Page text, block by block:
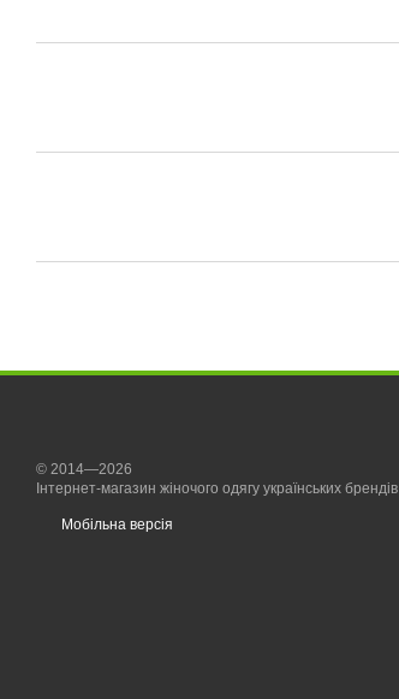
© 2014—2026
Інтернет-магазин жіночого одягу українських брендів
Мобільна версія